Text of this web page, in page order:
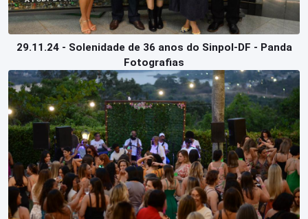
29.11.24 - Solenidade de 36 anos do Sinpol-DF - Panda
Fotografias